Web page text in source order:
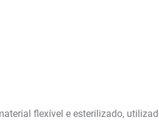
flexível e esterilizado,